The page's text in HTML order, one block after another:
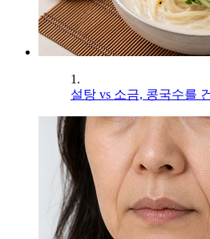
1.
설탕 vs 소금, 콩국수를